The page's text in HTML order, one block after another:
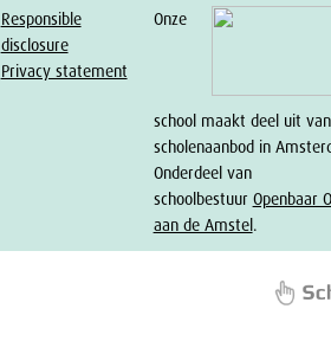
Responsible
disclosure
Privacy statement
Onze
school maakt deel uit
scholenaanbod in
Onderdeel van
schoolbestuur Openbaar
aan de Amstel.